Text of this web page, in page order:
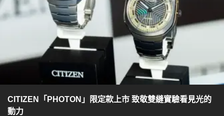
CITIZEN「PHOTON」限定款上市 致敬雙縫實驗看見光的
動力